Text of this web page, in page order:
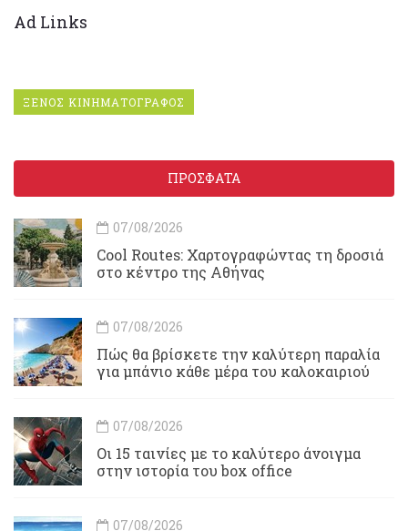
Ad Links
ΞΕΝΟΣ ΚΙΝΗΜΑΤΟΓΡΑΦΟΣ
ΠΡΟΣΦΑΤΑ
07/08/2026
Cool Routes: Χαρτογραφώντας τη δροσιά
στο κέντρο της Αθήνας
07/08/2026
Πώς θα βρίσκετε την καλύτερη παραλία
για μπάνιο κάθε μέρα του καλοκαιριού
07/08/2026
Οι 15 ταινίες με το καλύτερο άνοιγμα
στην ιστορία του box office
07/08/2026